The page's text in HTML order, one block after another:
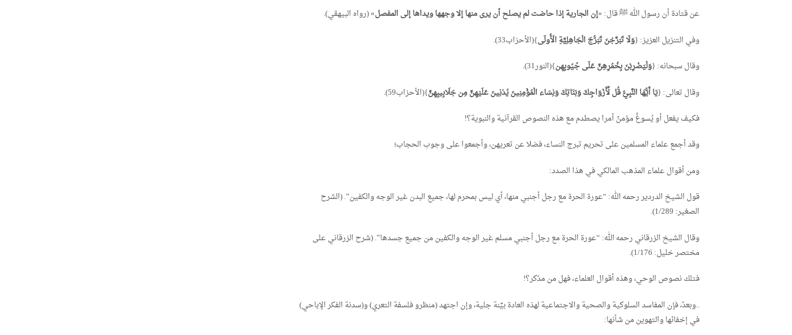
عن قتادة أن رسول الله ﷺ قال: «إن الجارية إذا حاضت لم يصلح أن يرى منها إلا وجهها ويداها إلى المفصل» (رواه البيهقي).
وفي التنزيل العزيز: {وَلَا تَبَرَّجْنَ تَبَرُّجَ الْجَاهِلِيَّةِ الْأُولَى}(الأحزاب33).
وقال سبحانه: {وَلْيَضْرِبْنَ بِخُمُرِهِنَّ عَلَى جُيُوبِهِن}(النور31).
وقال تعالى: {يَا أَيُّهَا النَّبِيُّ قُل لِّأَزْوَاجِكَ وَبَنَاتِكَ وَنِسَاء الْمُؤْمِنِينَ يُدْنِينَ عَلَيْهِنَّ مِن جَلَابِيبِهِنَّ}(الأحزاب59).
فكيف يفعل أو يُسوغُ مؤمنٌ أمرا يصطدم مع هذه النصوص القرآنية والنبوية؟!
وقد أجمع علماء المسلمين على تحريم تبرج النساء، فضلا عن تعريهن، وأجمعوا على وجوب الحجاب؛
ومن أقوال علماء المذهب المالكي في هذا الصدد:
قول الشيخ الدردير رحمه الله: “عورة الحرة مع رجل أجنبي منها، أي ليس بمحرم لها، جميع البدن غير الوجه والكفين”. (الشرح
الصغير: 1/289).
وقال الشيخ الزرقاني رحمه الله: “عورة الحرة مع رجل أجنبي مسلم غير الوجه والكفين من جميع جسدها”. (شرح الزرقاني على
مختصر خليل: 1/176).
فتلك نصوص الوحي، وهذه أقوال العلماء، فهل من مدّكر؟!
..وبعدُ، فإن المفاسد السلوكية والصحية والاجتماعية لهذه العادة بيِّنة جلية، وإن اجتهد (منظرو فلسفة التعري) و(سدنة الفكر الإباحي)
في إخفائها والتهوين من شأنها: